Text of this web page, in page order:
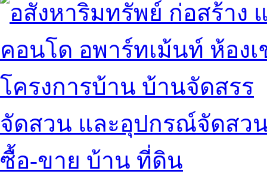
คอนโด อพาร์ทเม้นท์ ห้องเ
โครงการบ้าน บ้านจัดสรร
จัดสวน และอุปกรณ์จัดสว
ซื้อ-ขาย บ้าน ที่ดิน